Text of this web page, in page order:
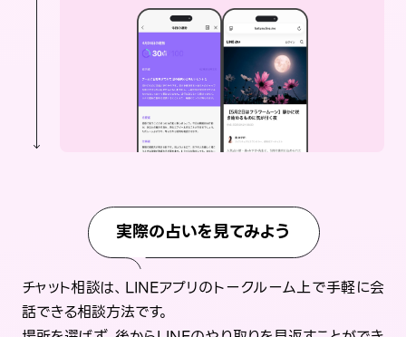
実際の占いを見てみよう
チャット相談は、LINEアプリのトークルーム上で手軽に会
話できる相談方法です。